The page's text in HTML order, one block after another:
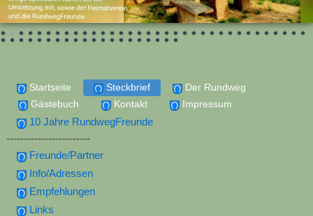
Startseite Steckbrief
Der Rundweg
Gästebuch
Kontakt Impressum
10 Jahre RundwegFreunde
------------------------
Freunde/Partner
Info/Adressen
Empfehlungen
Links